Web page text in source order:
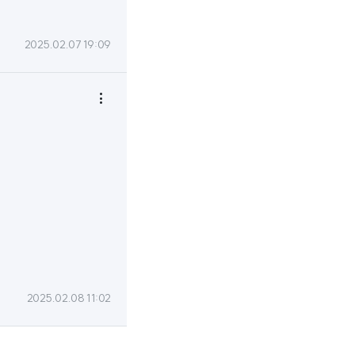
2025.02.07 19:09

2025.02.08 11:02